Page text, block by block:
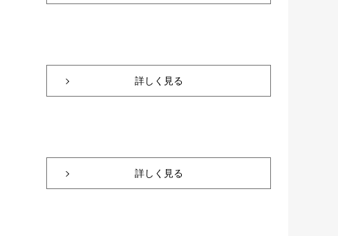
詳しく見る
詳しく見る